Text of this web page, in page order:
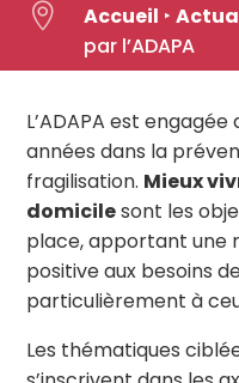
 Accueil ‣
par l’ADAPA
L’ADAPA est
années dans la
fragilisation. Mieux
domicilesont les
place, apportant une
positive aux besoins
particulièrement à
Les thématiques